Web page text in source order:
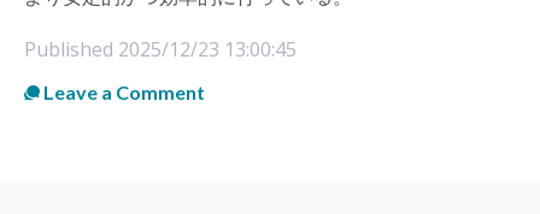
Published 2025/12/23 13:00:45
Leave a Comment